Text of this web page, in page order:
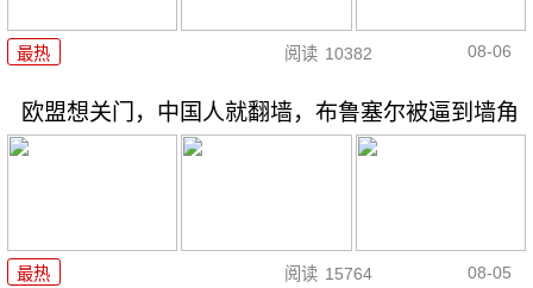
最热 阅读 10382 08-06
欧盟想关门，中国人就翻墙，布鲁塞尔被逼到墙角
最热 阅读 15764 08-05